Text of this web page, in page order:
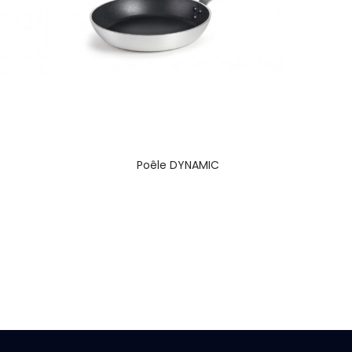
Poêle DYNAMIC